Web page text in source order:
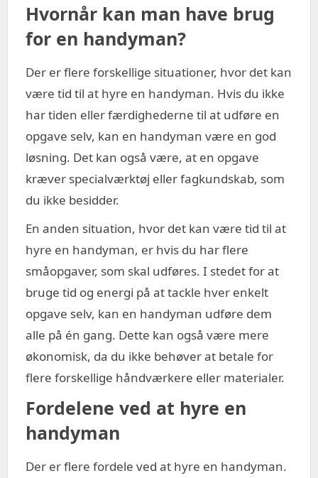
Hvornår kan man have brug
for en handyman?
Der er flere forskellige situationer, hvor det kan
være tid til at hyre en handyman. Hvis du ikke
har tiden eller færdighederne til at udføre en
opgave selv, kan en handyman være en god
løsning. Det kan også være, at en opgave
kræver specialværktøj eller fagkundskab, som
du ikke besidder.
En anden situation, hvor det kan være tid til at
hyre en handyman, er hvis du har flere
småopgaver, som skal udføres. I stedet for at
bruge tid og energi på at tackle hver enkelt
opgave selv, kan en handyman udføre dem
alle på én gang. Dette kan også være mere
økonomisk, da du ikke behøver at betale for
flere forskellige håndværkere eller materialer.
Fordelene ved at hyre en
handyman
Der er flere fordele ved at hyre en handyman.